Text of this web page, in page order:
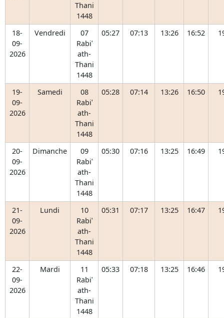
Thani
1448
18-
09-
2026
Vendredi
07
Rabiʿ
ath-
Thani
1448
05:27 07:13 13:26 16:52
19-
09-
2026
Samedi
08
Rabiʿ
ath-
Thani
1448
05:28 07:14 13:26 16:50
20-
09-
2026
Dimanche
09
Rabiʿ
ath-
Thani
1448
05:30 07:16 13:25 16:49
21-
09-
2026
Lundi
10
Rabiʿ
ath-
Thani
1448
05:31 07:17 13:25 16:47
22-
09-
2026
Mardi
11
Rabiʿ
ath-
Thani
1448
05:33 07:18 13:25 16:46